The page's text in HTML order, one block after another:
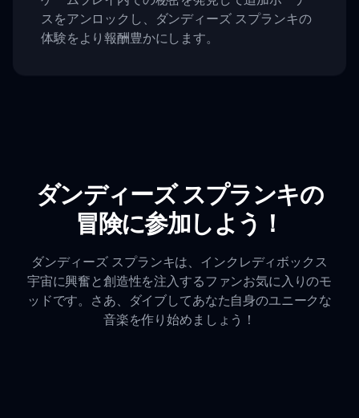
スをアンロックし、ダンディーズ スプランキの
体験をより報酬豊かにします。
ダンディーズ スプランキの
冒険に参加しよう！
ダンディーズ スプランキは、インクレディボックス
宇宙に興奮と創造性を注入するファンお気に入りのモ
ッドです。さあ、ダイブしてあなた自身のユニークな
音楽を作り始めましょう！